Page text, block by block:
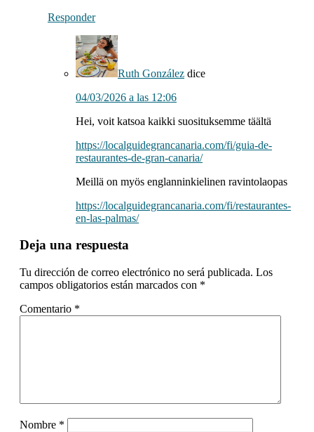
Responder
Ruth González dice
04/03/2026 a las 12:06
Hei, voit katsoa kaikki suosituksemme täältä
https://localguidegrancanaria.com/fi/guia-de-
restaurantes-de-gran-canaria/
Meillä on myös englanninkielinen ravintolaopas
https://localguidegrancanaria.com/fi/restaurantes-
en-las-palmas/
Deja una respuesta
Tu dirección de correo electrónico no será publicada. Los
campos obligatorios están marcados con *
Comentario *
Nombre *